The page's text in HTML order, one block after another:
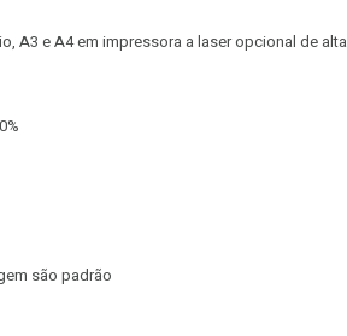
A3 e A4 em impressora a laser opcional de alta
são padrão